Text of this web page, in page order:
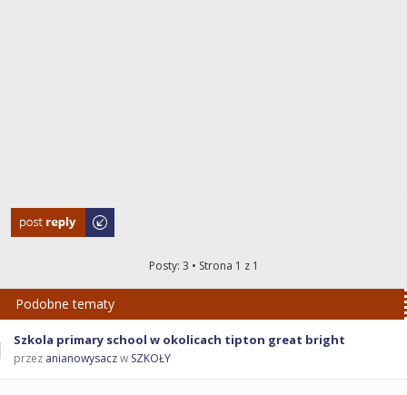
Odpowiedz
Posty: 3 • Strona 1 z 1
Podobne tematy
Szkola primary school w okolicach tipton great bright
przez anianowysaczw SZKOŁY